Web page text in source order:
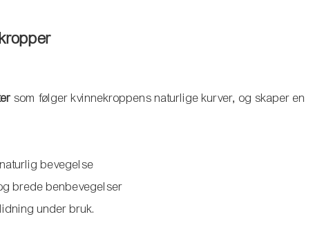
som følger kvinnekroppens naturlige kurver, og skaper en
bevegelse
brede benbevegelser
under bruk.